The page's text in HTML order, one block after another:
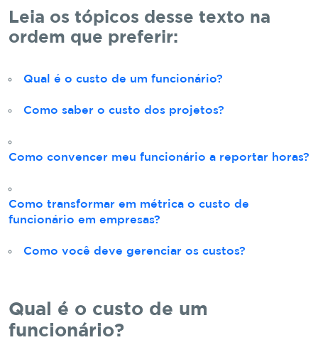
Leia os tópicos desse texto na
ordem que preferir:
Qual é o custo de um funcionário?
Como saber o custo dos projetos?
Como convencer meu funcionário a reportar horas?
Como transformar em métrica o custo de
funcionário em empresas?
Como você deve gerenciar os custos?
Qual é o custo de um
funcionário?